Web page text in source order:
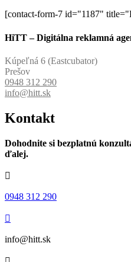
[contact-form-7 id="1187"
HiTT – Digitálna reklamná
Kúpeľná 6 (Eastcubator)
Prešov
0948 312 290
info@hitt.sk
Kontakt
Dohodnite si bezplatnú
ďalej.

0948 312 290

info@hitt.sk